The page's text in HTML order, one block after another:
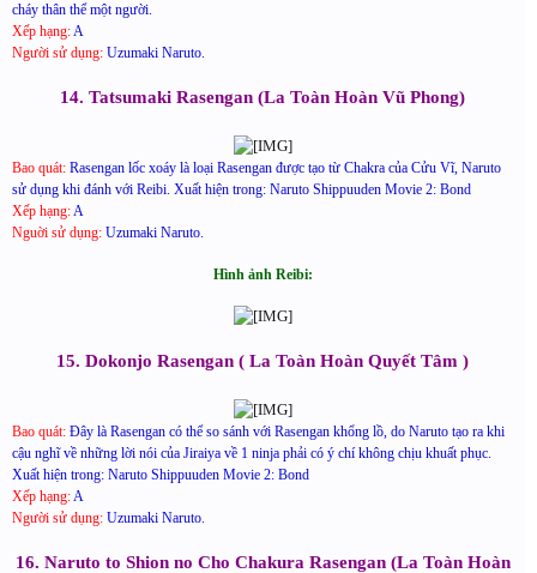
cháy thân thể một người.
Xếp hạng: A
Người sử dụng: Uzumaki Naruto.
14. Tatsumaki Rasengan (La Toàn Hoàn Vũ Phong)
Bao quát: Rasengan lốc xoáy là loại Rasengan được tạo từ Chakra của Cửu Vĩ, Naruto
sử dụng khi đánh với Reibi. Xuất hiện trong: Naruto Shippuuden Movie 2: Bond
Xếp hạng: A
Nguời sử dụng: Uzumaki Naruto.
Hình ảnh Reibi:​
15. Dokonjo Rasengan ( La Toàn Hoàn Quyết Tâm )
Bao quát: Đây là Rasengan có thể so sánh với Rasengan khổng lồ, do Naruto tạo ra khi
cậu nghĩ về những lời nói của Jiraiya về 1 ninja phải có ý chí không chịu khuất phục.
Xuất hiện trong: Naruto Shippuuden Movie 2: Bond
Xếp hạng: A
Người sử dụng: Uzumaki Naruto.
16. Naruto to Shion no Cho Chakura Rasengan (La Toàn Hoàn